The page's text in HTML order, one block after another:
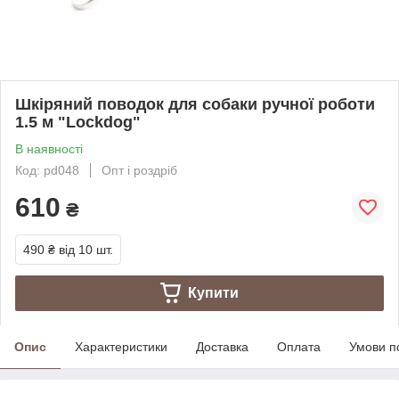
Шкіряний поводок для собаки ручної роботи
1.5 м "Lockdog"
В наявності
Код: pd048
Опт і роздріб
610 ₴
490 ₴ від 10 шт.
Купити
Опис Характеристики Доставка Оплата Умови